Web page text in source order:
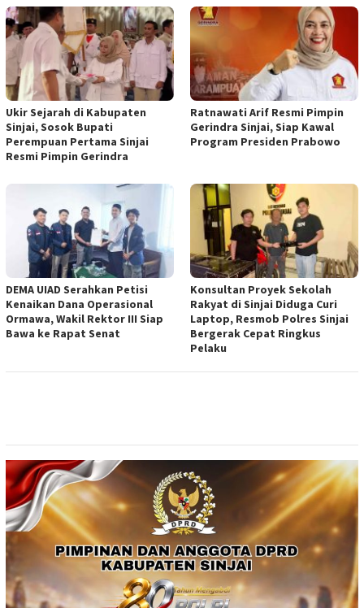
Ukir Sejarah di Kabupaten
Sinjai, Sosok Bupati
Perempuan Pertama Sinjai
Resmi Pimpin Gerindra
Ratnawati Arif Resmi Pimpin
Gerindra Sinjai, Siap Kawal
Program Presiden Prabowo
DEMA UIAD Serahkan Petisi
Kenaikan Dana Operasional
Ormawa, Wakil Rektor III Siap
Bawa ke Rapat Senat
Konsultan Proyek Sekolah
Rakyat di Sinjai Diduga Curi
Laptop, Resmob Polres Sinjai
Bergerak Cepat Ringkus
Pelaku